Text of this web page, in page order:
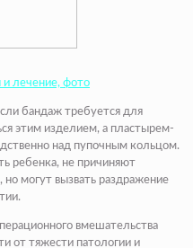
и лечение, фото
бандаж требуется для
этим изделием, а пластырем-
над пупочным кольцом.
ребенка, не причиняют
но могут вызвать раздражение
вмешательства
от тяжести патологии и